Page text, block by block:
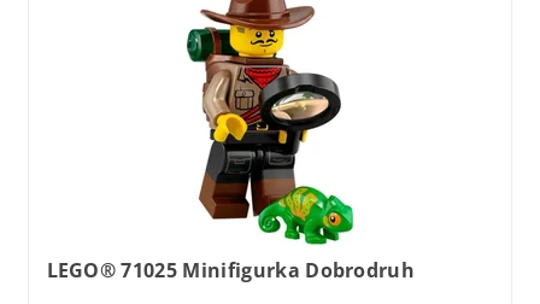
LEGO® 71025 Minifigurka Dobrodruh